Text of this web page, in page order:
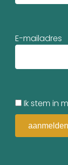
E-mailadres
Ik stem in